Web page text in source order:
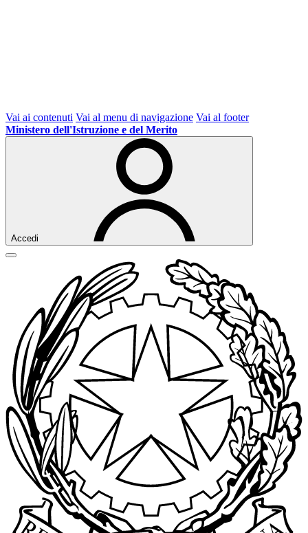
Vai ai contenuti Vai al menu di navigazione Vai al footer
Ministero dell'Istruzione e del Merito
Accedi